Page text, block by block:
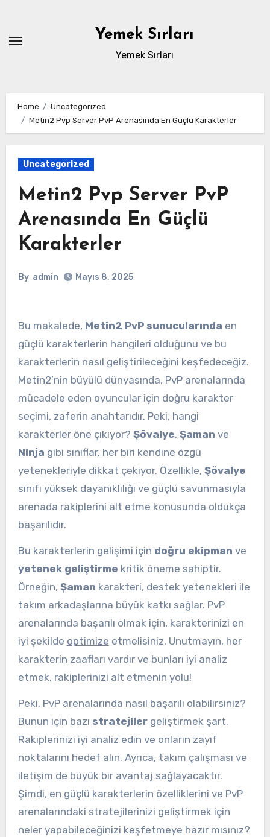
content
Yemek Sırları
Yemek Sırları
Home
Uncategorized
Metin2 Pvp Server PvP Arenasında En Güçlü Karakterler
Uncategorized
Metin2 Pvp Server PvP
Arenasında En Güçlü
Karakterler
By admin Mayıs 8, 2025
Bu makalede, Metin2 PvP sunucularında en
güçlü karakterlerin hangileri olduğunu ve bu
karakterlerin nasıl geliştirileceğini keşfedeceğiz.
Metin2’nin büyülü dünyasında, PvP arenalarında
mücadele eden oyuncular için doğru karakter
seçimi, zaferin anahtarıdır. Peki, hangi
karakterler öne çıkıyor? Şövalye, Şaman ve
Ninja gibi sınıflar, her biri kendine özgü
yetenekleriyle dikkat çekiyor. Özellikle, Şövalye
sınıfı yüksek dayanıklılığı ve güçlü savunmasıyla
arenada rakiplerini alt etme konusunda oldukça
başarılıdır.
Bu karakterlerin gelişimi için doğru ekipman ve
yetenek geliştirme kritik öneme sahiptir.
Örneğin, Şaman karakteri, destek yetenekleri ile
takım arkadaşlarına büyük katkı sağlar. PvP
arenalarında başarılı olmak için, karakterinizi en
iyi şekilde optimize etmelisiniz. Unutmayın, her
karakterin zaafları vardır ve bunları iyi analiz
etmek, rakiplerinizi alt etmenin yolu!
Peki, PvP arenalarında nasıl başarılı olabilirsiniz?
Bunun için bazı stratejilergeliştirmek şart.
Rakiplerinizi iyi analiz edin ve onların zayıf
noktalarını hedef alın. Ayrıca, takım çalışması ve
iletişim de büyük bir avantaj sağlayacaktır.
Şimdi, en güçlü karakterlerin özelliklerini ve PvP
arenalarındaki stratejilerinizi geliştirmek için
neler yapabileceğinizi keşfetmeye hazır mısınız?